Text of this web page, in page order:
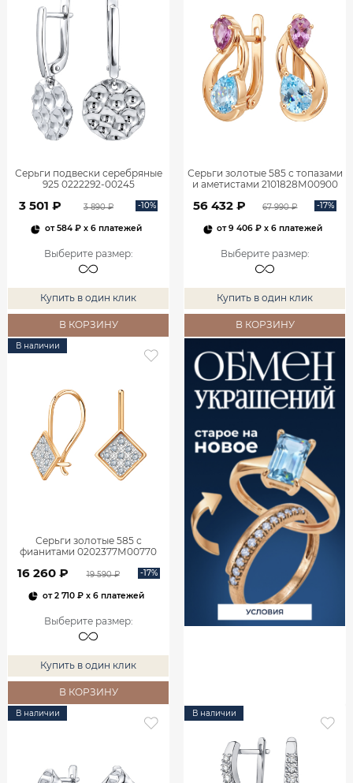
Серьги подвески серебряные
925 0222292-00245
3 501 ₽ 3 890 ₽ -10%
от584 ₽x 6 платежей
Выберите размер:
Купить в один клик
В КОРЗИНУ
Серьги золотые 585 с топазами
и аметистами 2101828М00900
56 432 ₽ 67 990 ₽ -17%
от9 406 ₽ x 6 платежей
Выберите размер:
Купить в один клик
В КОРЗИНУ
В наличии
Серьги золотые 585 с
фианитами 0202377М00770
16 260 ₽ 19 590 ₽ -17%
от2 710 ₽x 6 платежей
Выберите размер:
Купить в один клик
В КОРЗИНУ
В наличии В наличии